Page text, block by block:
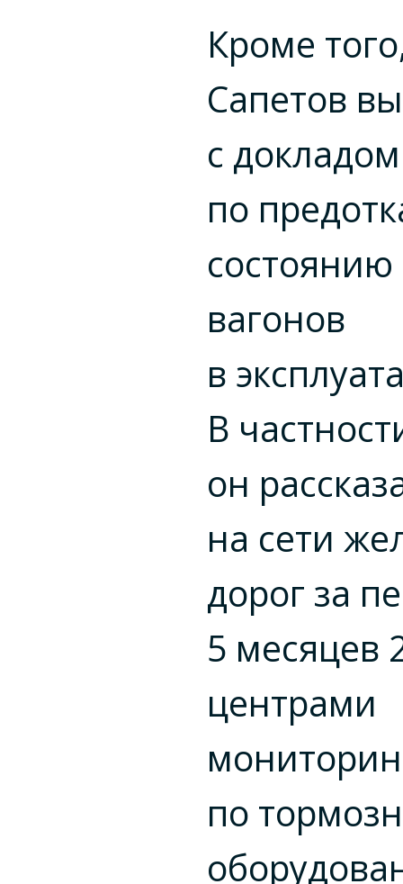
Кроме
Сапетов
с докладом
по
состоянию
вагонов
в
В
он
на сети
дорог за
5 месяцев
центрами
по